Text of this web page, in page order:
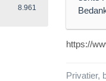
8.961
https://
Privatier,